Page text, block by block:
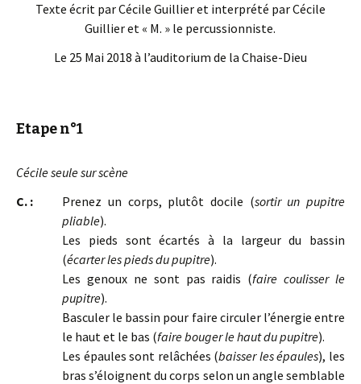
Texte écrit par Cécile Guillier et interprété par Cécile
Guillier et « M. » le percussionniste.
Le 25 Mai 2018 à l’auditorium de la Chaise-Dieu
Etape n°1
Cécile seule sur scène
C. :
Prenez un corps, plutôt docile (sortir un pupitre
pliable).
Les pieds sont écartés à la largeur du bassin
(écarter les pieds du pupitre).
Les genoux ne sont pas raidis (faire coulisser le
pupitre).
Basculer le bassin pour faire circuler l’énergie entre
le haut et le bas (faire bouger le haut du pupitre).
Les épaules sont relâchées (baisser les épaules), les
bras s’éloignent du corps selon un angle semblable